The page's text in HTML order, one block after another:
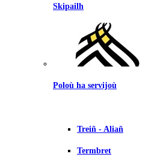
Skipailh
Poloù ha servijoù
Treiñ - Aliañ
Termbret